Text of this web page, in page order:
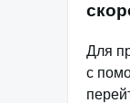
Для
с